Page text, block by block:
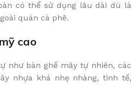
có thể sử dụng lâu dài dù là
quán cà phê.
cao
như bàn ghế mây tự nhiên, các
nhựa khá nhẹ nhàng, tinh tế,